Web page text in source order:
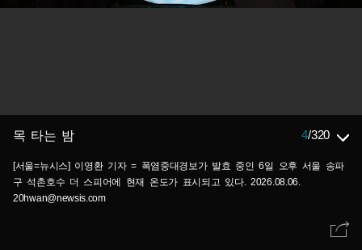
목 타는 밤 4/320
[서울=뉴시스] 이영환 기자 = 폭염중대경보가 발효 중인 6일 오후 서울 송파
구 석촌호수 더 스피어에 현재 온도가 표시되고 있다. 2026.08.06.
20hwan@newsis.com